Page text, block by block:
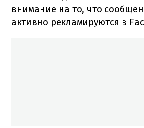
внимание на то, что
активно рекламируются в